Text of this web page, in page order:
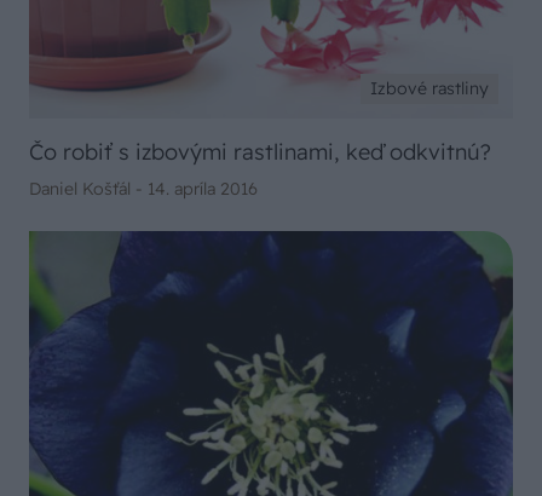
Izbové rastliny
Čo robiť s izbovými rastlinami, keď odkvitnú?
Daniel Košťál - 14. apríla 2016